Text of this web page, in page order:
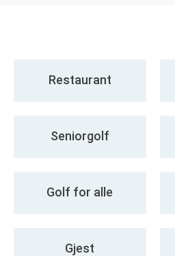
Restaurant
Seniorgolf
Golf for alle
Gjest